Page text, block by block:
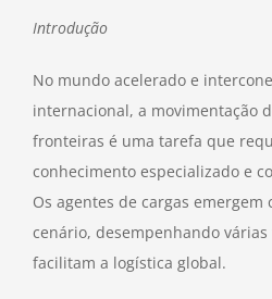
Introdução
No mundo acelerado e
internacional, a movimentação
fronteiras é uma tarefa que
conhecimento especializado e
Os agentes de cargas emergem
cenário, desempenhando
facilitam a logística global.